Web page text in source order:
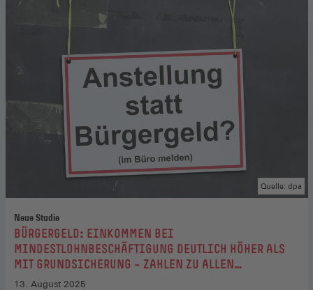
Neue Studie
:BÜRGERGELD: EINKOMMEN BEI
MINDESTLOHNBESCHÄFTIGUNG DEUTLICH HÖHER ALS
MIT GRUNDSICHERUNG – ZAHLEN ZU ALLEN
LANDKREISEN UND STÄDTEN
Quelle: dpa
13. August 2025